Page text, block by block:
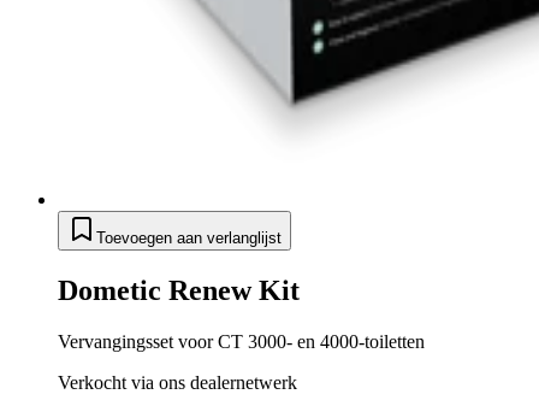
Toevoegen aan verlanglijst
Dometic Renew Kit
Vervangingsset voor CT 3000- en 4000-toiletten
Verkocht via ons dealernetwerk